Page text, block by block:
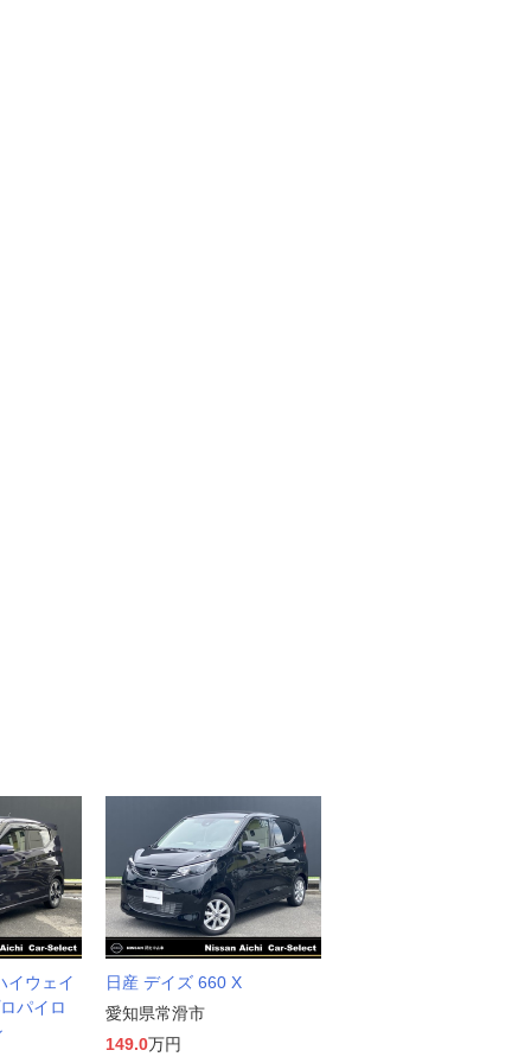
イウェイ
パイロ
日産 デイズ 660 X
愛知県常滑市
149.0万円